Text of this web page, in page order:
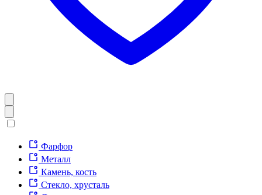
Фарфор
Металл
Камень, кость
Стекло, хрусталь